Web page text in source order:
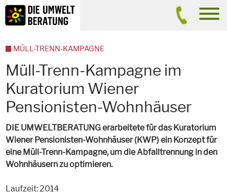
Inhalt
Suche
Müll-Trenn-Kampagne im
Kuratorium Wiener
Pensionisten-Wohnhäuser
DIE UMWELTBERATUNG erarbeitete für das Kuratorium
Wiener Pensionisten-Wohnhäuser (KWP) ein Konzept für
eine Müll-Trenn-Kampagne, um die Abfalltrennung in den
Wohnhäusern zu optimieren.
Laufzeit: 2014
MÜLL-TRENN-KAMPAGNE